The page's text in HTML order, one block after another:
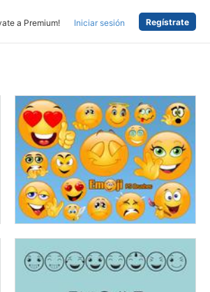
a Premium! Iniciar sesión Regístrate